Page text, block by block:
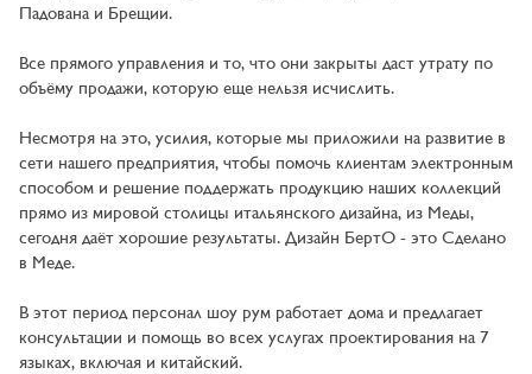
Падована и Брещии.
Все прямого управления и то, что они закрыты даст утрату по
объёму продажи, которую еще нельзя исчислить.
Несмотря на это, усилия, которые мы приложили на развитие в
сети нашего предприятия, чтобы помочь клиентам электронным
способом и решение поддержать продукцию наших коллекций
прямо из мировой столицы итальянского дизайна, из Меды,
сегодня даёт хорошие результаты. Дизайн БертО - это Сделано
в Меде.
В этот период персонал шоу рум работает дома и предлагает
консультации и помощь во всех услугах проектирования на 7
языках, включая и китайский.